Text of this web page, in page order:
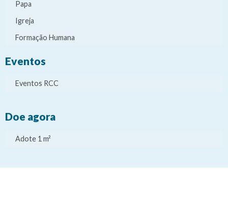
Papa
Igreja
Formação Humana
Eventos
Eventos RCC
Doe agora
Adote 1 m²